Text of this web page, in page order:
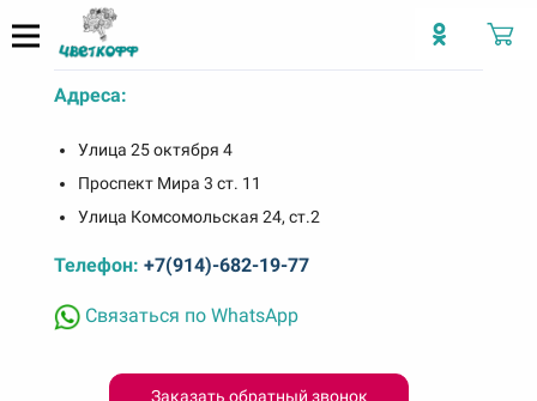
Адреса:
Улица 25 октября 4
Проспект Мира 3 ст. 11
Улица Комсомольская 24, ст.2
Телефон: +7(914)-682-19-77
Связаться по WhatsApp
Заказать обратный звонок